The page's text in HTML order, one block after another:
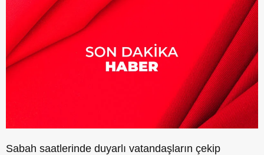
Sabah saatlerinde duyarlı vatandaşların çekip